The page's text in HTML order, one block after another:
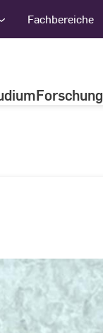
Fachbereiche
Forschung